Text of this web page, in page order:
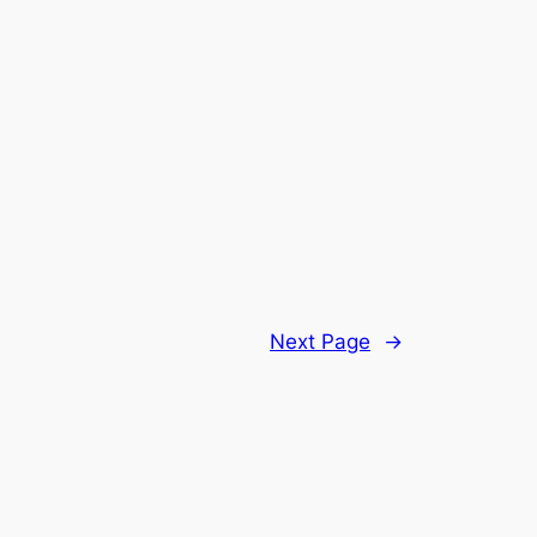
Next Page →